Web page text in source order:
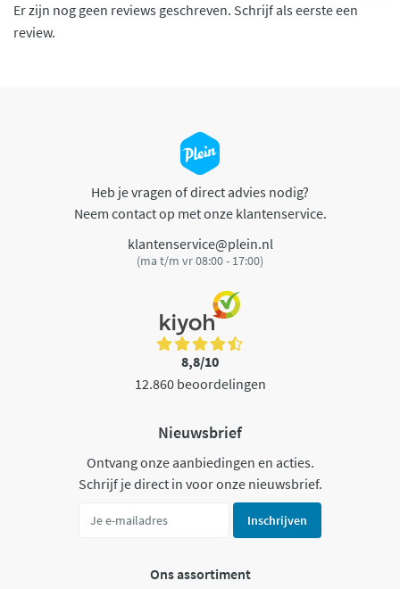
Er zijn nog geen reviews geschreven. Schrijf als eerste een
review.
Heb je vragen of direct advies nodig?
Neem contact op met onze klantenservice.
klantenservice@plein.nl
(ma t/m vr 08:00 - 17:00)
8,8/10
12.860 beoordelingen
Nieuwsbrief
Ontvang onze aanbiedingen en acties.
Schrijf je direct in voor onze nieuwsbrief.
Inschrijven
Ons assortiment